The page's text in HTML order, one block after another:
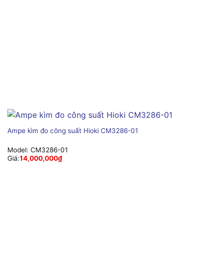
Ampe kìm đo công suất Hioki CM3286-01
Model: CM3286-01
Giá:14,000,000₫